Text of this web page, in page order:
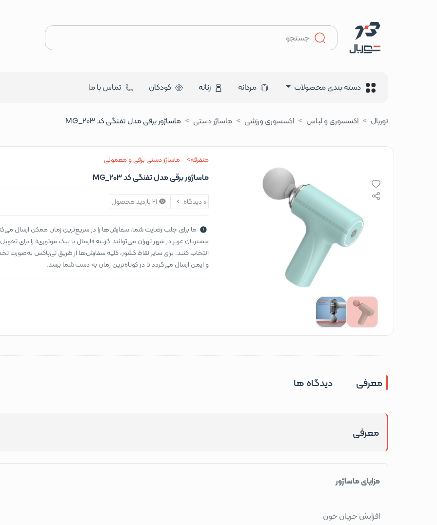
دسته بندی محصولات مردانه زنانه کودکان تماس با ما
توربال اکسسوری و لباس اکسسوری ورزشی ماساژر دستی ماساژور برقی مدل تفنگی کد MG_203
متفرقه ماساژر دستی برقی و معمولی
ماساژور برقی مدل تفنگی کد MG_203
0 دیدگاه 21 بازدید محصول
ما برای جلب رضایت شما، سفارش‌ها را در سریع‌ترین زمان ممکن ارسال
مشتریان عزیز در شهر تهران می‌توانند گزینه «ارسال با پیک موتوری» را برای
انتخاب کنند. برای سایر نقاط کشور، کلیه سفارش‌ها از طریق تی‌پاکس به‌صورت
و ایمن ارسال می‌گردد تا در کوتاه‌ترین زمان به دست شما برسد.
معرفی دیدگاه ها
معرفی
مزایای ماساژور
افزایش جریان خون